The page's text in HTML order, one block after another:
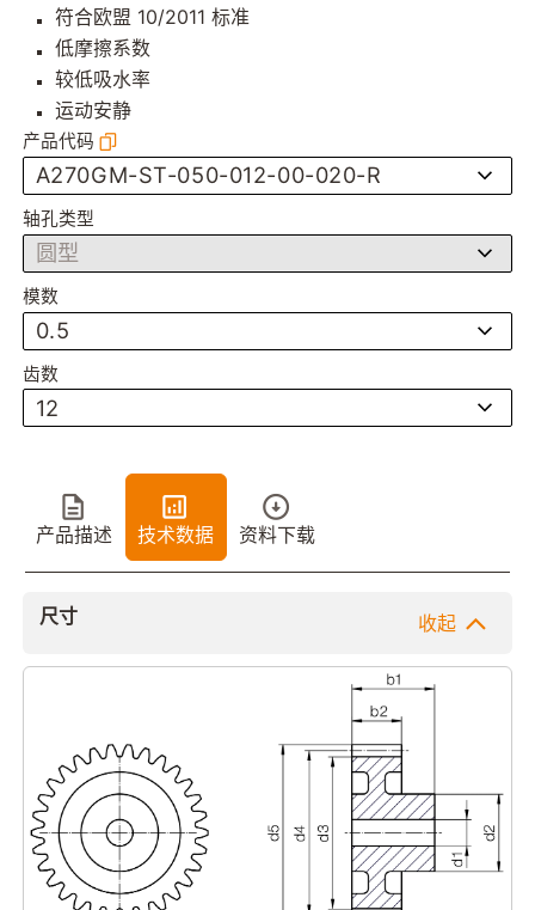
符合欧盟 10/2011 标准
低摩擦系数
较低吸水率
运动安静
产品代码
A270GM-ST-050-012-00-020-R
轴孔类型
圆型
模数
0.5
齿数
12
产品描述 技术数据 资料下载
尺寸 收起